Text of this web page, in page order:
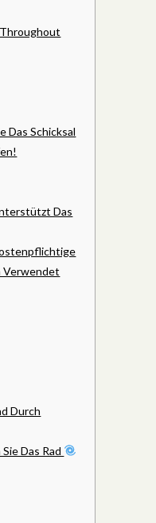
Throughout
Das Schicksal
Das
Verwendet
Durch
Das Rad